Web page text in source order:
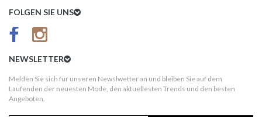
Kundenservice
AGB
Kundeninformationen
FOLGEN SIE UNS
NEWSLETTER
Melden Sie sich für unseren Newslwetter an und bleiben Sie auf dem
Laufenden der neuesten Mode, den aktuellesten Trends und den besten
Angeboten.